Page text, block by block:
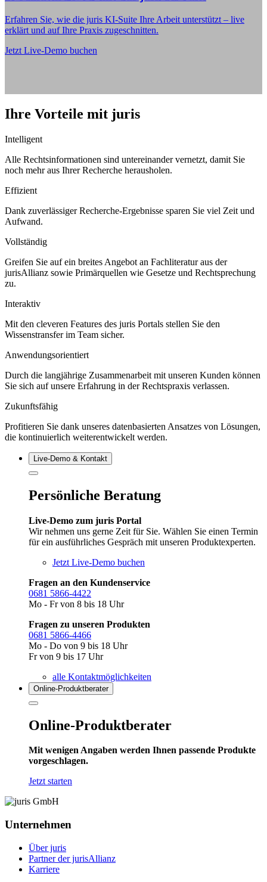
Erfahren Sie, wie die juris KI-Suite Ihre Arbeit unterstützt – live
erklärt und auf Ihre Praxis zugeschnitten.
Jetzt Live-Demo buchen
Ihre Vorteile mit juris
Intelligent
Alle Rechtsinformationen sind untereinander vernetzt, damit Sie
noch mehr aus Ihrer Recherche herausholen.
Effizient
Dank zuverlässiger Recherche-Ergebnisse sparen Sie viel Zeit und
Aufwand.
Vollständig
Greifen Sie auf ein breites Angebot an Fachliteratur aus der
jurisAllianz sowie Primärquellen wie Gesetze und Rechtsprechung
zu.
Interaktiv
Mit den cleveren Features des juris Portals stellen Sie den
Wissenstransfer im Team sicher.
Anwendungsorientiert
Durch die langjährige Zusammenarbeit mit unseren Kunden können
Sie sich auf unsere Erfahrung in der Rechtspraxis verlassen.
Zukunftsfähig
Profitieren Sie dank unseres datenbasierten Ansatzes von Lösungen,
die kontinuierlich weiterentwickelt werden.
Live‑Demo & Kontakt
Persönliche Beratung
Live-Demo zum juris Portal
Wir nehmen uns gerne Zeit für Sie. Wählen Sie einen Termin
für ein ausführliches Gespräch mit unseren Produktexperten.
Jetzt Live-Demo buchen
Fragen an den Kundenservice
0681 5866-4422
Mo - Fr von 8 bis 18 Uhr
Fragen zu unseren Produkten
0681 5866-4466
Mo - Do von 9 bis 18 Uhr
Fr von 9 bis 17 Uhr
alle Kontaktmöglichkeiten
Online-Produkt­berater
Online-Produktberater
Mit wenigen Angaben werden Ihnen passende Produkte
vorgeschlagen.
Jetzt starten
Unternehmen
Über juris
Partner der jurisAllianz
Karriere